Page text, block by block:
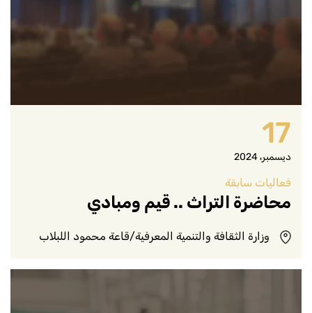
17
ديسمبر، 2024
فعاليات سابقة
محاضرة التراث .. قيم ومبادي
وزارة الثقافة والتنمية المعرفية/قاعة محمود اللبلاب